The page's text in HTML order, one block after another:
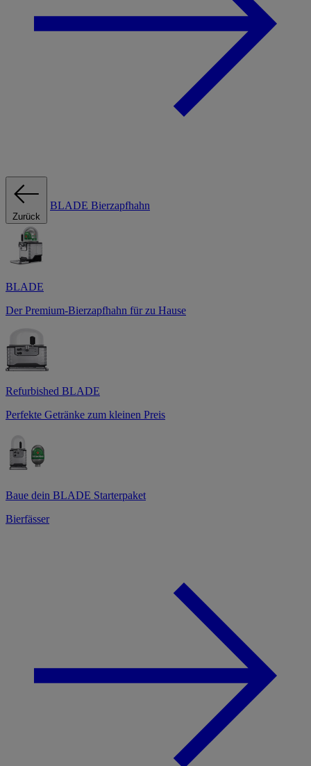
Zurück
BLADE Bierzapfhahn
BLADE
Der Premium-Bierzapfhahn für zu Hause
Refurbished BLADE
Perfekte Getränke zum kleinen Preis
Baue dein BLADE Starterpaket
Bierfässer